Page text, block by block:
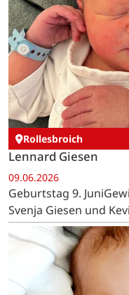
Rollesbroich
Lennard Giesen
09.06.2026
Geburtstag 9.
Svenja Giesen und